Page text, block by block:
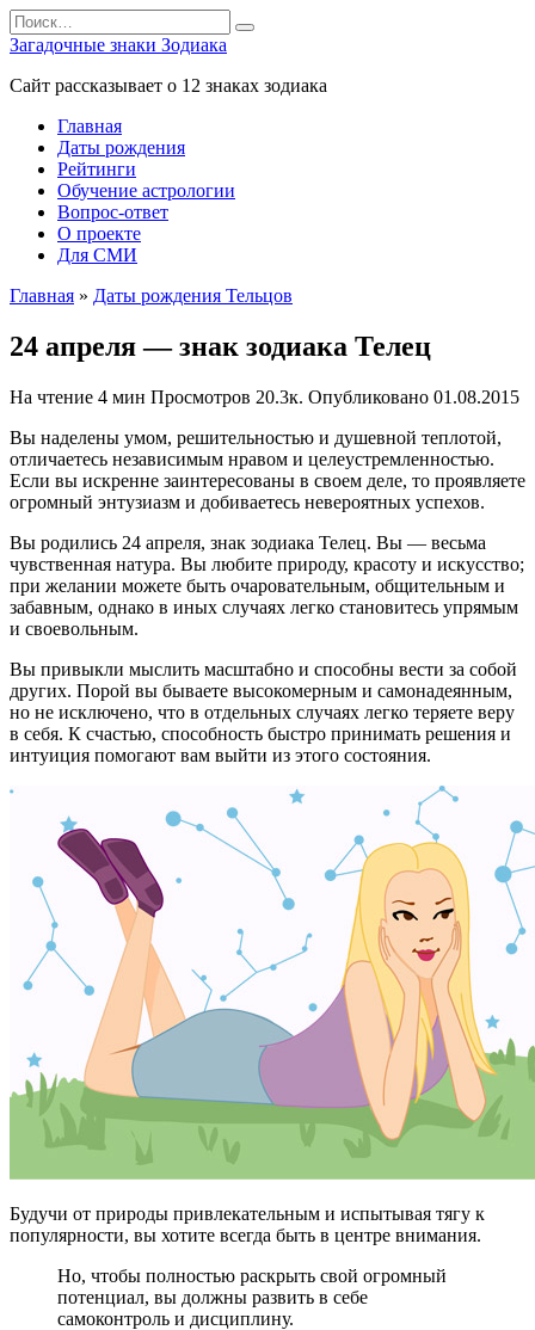
Перейти
к
содержанию
Search
for:
Загадочные знаки Зодиака
Сайт рассказывает о 12 знаках зодиака
Главная
Даты рождения
Рейтинги
Обучение астрологии
Вопрос-ответ
О проекте
Для СМИ
Главная » Даты рождения Тельцов
24 апреля — знак зодиака Телец
На чтение 4 мин Просмотров 20.3к. Опубликовано 01.08.2015
Вы наделены умом, решитель­ностью и душевной тепло­той,
отличаетесь независимым нравом и целеустрем­ленностью.
Если вы искренне заинтересованы в своем деле, то проявляете
огромный эн­тузиазм и добиваетесь невероятных успехов.
Вы родились 24 апреля, знак зодиака Телец. Вы — весьма
чувственная натура. Вы любите природу, красоту и искусство;
при желании можете быть очаровательным, общительным и
забавным, однако в иных случаях легко становитесь упрямым
и своевольным.
Вы привыкли мыслить масштабно и спо­собны вести за собой
других. Порой вы бываете высокомерным и самонадеянным,
но не исключено, что в отдельных случаях легко теряете веру
в себя. К счастью, способность быстро принимать решения и
интуиция помо­гают вам выйти из этого состояния.
Будучи от природы привлекательным и испытывая тягу к
популярности, вы хотите всегда быть в цен­тре внимания.
Но, чтобы полностью рас­крыть свой огромный
потенциал, вы должны развить в себе
самоконтроль и дисциплину.